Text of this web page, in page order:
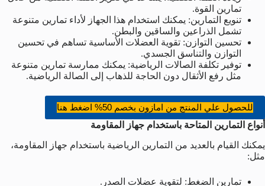
تمارين القوة.
تنويع التمارين: يمكنك استخدام هذا الجهاز لأداء تمارين متنوعة
تشمل الذراعين والساقين والبطن.
تحسين التوازن: تقوية العضلات الأساسية تساهم في تحسين
التوازن والتناسق الجسدي.
توفير تكلفة الصالات الرياضية: يمكنك ممارسة تمارين متنوعة
مثل رفع الأثقال دون الحاجة للذهاب إلى الصالة الرياضية.
للحصول علي المنتج من امازون بخصم 50% اضغط هنا
أنواع التمارين المتاحة باستخدام جهاز المقاومة
يمكنك القيام بالعديد من التمارين الرياضية باستخدام جهاز المقاومة،
مثل:
تمارين الضغط: لتقوية عضلات الصدر.